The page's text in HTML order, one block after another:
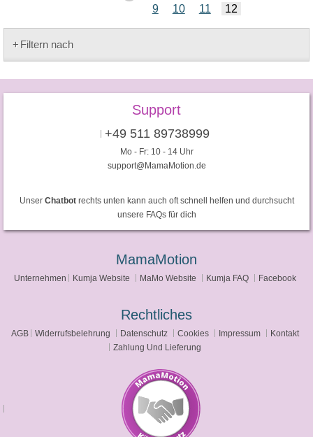
9
10 11 12
Filtern nach
Support
+49 511 89738999
Mo - Fr: 10 - 14 Uhr
support@MamaMotion.de
Unser Chatbotrechts unten kann auch oft schnell helfen und durchsucht
unsere FAQs für dich
MamaMotion
Unternehmen Kumja Website MaMo Website Kumja FAQ Facebook
Rechtliches
AGB Widerrufsbelehrung Datenschutz Cookies Impressum
Kontakt
Zahlung Und Lieferung